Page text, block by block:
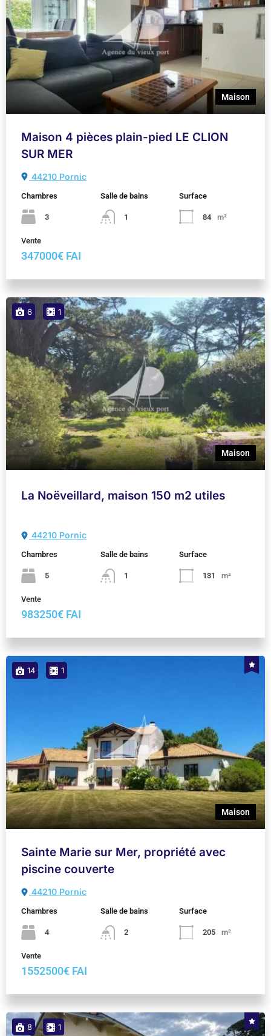
Maison
Maison 4 pièces plain-pied LE CLION
SUR MER
44210 Pornic
Chambres
3
Salle de bains
1
Surface
84 m²
Vente
347000€ FAI
6 1
Maison
La Noëveillard, maison 150 m2 utiles
44210 Pornic
Chambres
5
Salle de bains
1
Surface
131 m²
Vente
983250€ FAI
14 1
Maison
Sainte Marie sur Mer, propriété avec
piscine couverte
44210 Pornic
Chambres
4
Salle de bains
2
Surface
205 m²
Vente
1552500€ FAI
8 1